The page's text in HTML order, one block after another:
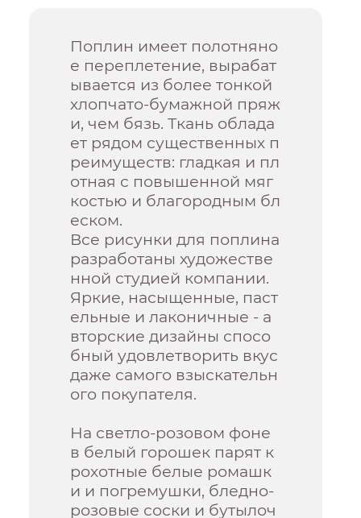
Поплин имеет полотняно
е переплетение, вырабат
ывается из более тонкой
хлопчато-бумажной пряж
и, чем бязь. Ткань облада
ет рядом существенных п
реимуществ: гладкая и пл
отная с повышенной мяг
костью и благородным бл
еском.
Все рисунки для поплина
разработаны художестве
нной студией компании.
Яркие, насыщенные, паст
ельные и лаконичные - а
вторские дизайны спосо
бный удовлетворить вкус
даже самого взыскательн
ого покупателя.
На светло-розовом фоне
в белый горошек парят к
рохотные белые ромашк
и и погремушки, бледно-
розовые соски и бутылоч